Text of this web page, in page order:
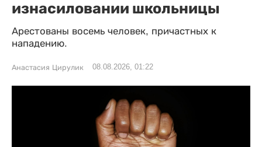
изнасиловании школьницы
Арестованы восемь человек, причастных к
нападению.
Анастасия Цирулик 08.08.2026, 01:22